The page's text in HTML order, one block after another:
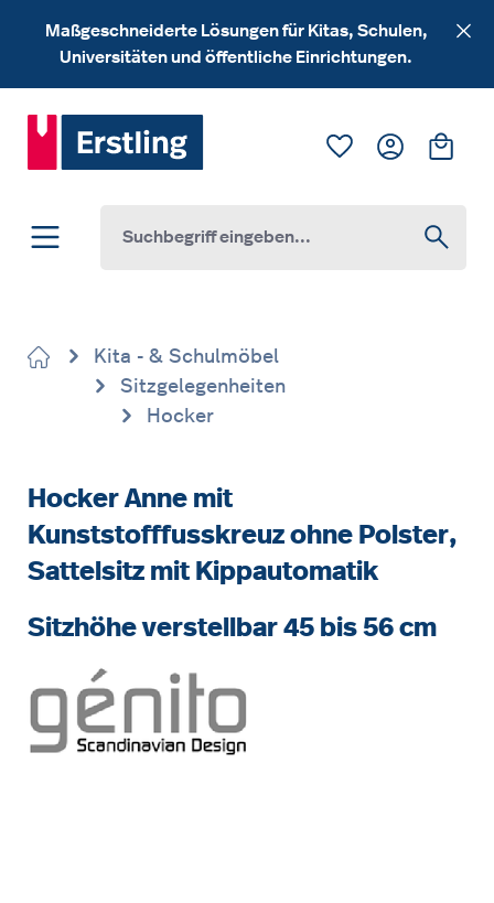
Zum Hauptinhalt springen
Maßgeschneiderte Lösungen für Kitas, Schulen,
Universitäten und öffentliche Einrichtungen.
Du hast 0
Kita - & Schulmöbel
Sitzgelegenheiten
Hocker
Hocker Anne mit
Kunststofffusskreuz ohne Polster,
Sattelsitz mit Kippautomatik
Sitzhöhe verstellbar 45 bis 56 cm